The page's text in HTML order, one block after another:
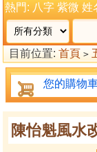
熱門: 八字 紫微 姓
目前位置: 首頁 >
功學
您的購物
陳怡魁風水